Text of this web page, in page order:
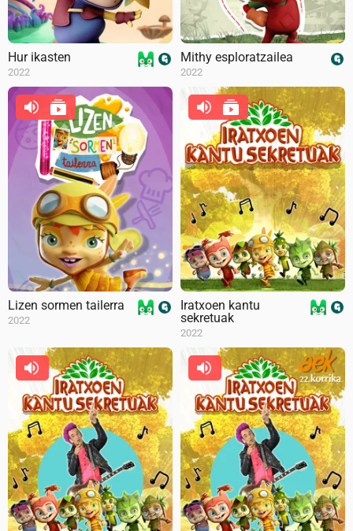
Hur ikasten
2022
Mithy esploratzailea
2022
Lizen sormen tailerra
2022
Iratxoen kantu
sekretuak
2022